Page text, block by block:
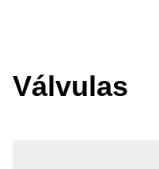
Válvulas